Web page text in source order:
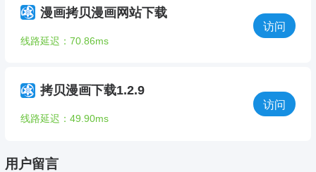
漫画拷贝漫画网站下载
线路延迟：70.86ms
访问
拷贝漫画下载1.2.9
线路延迟：49.90ms
访问
用户留言